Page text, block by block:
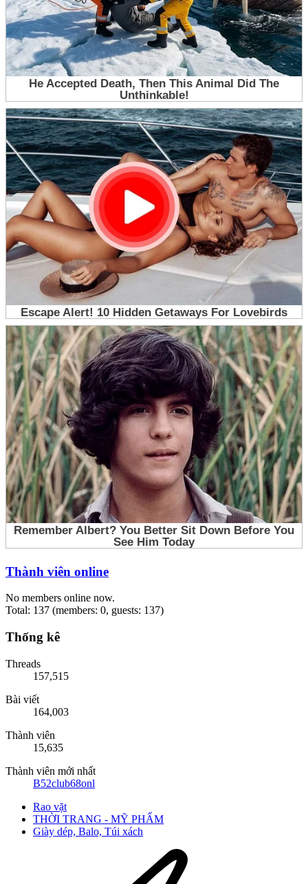
Thành viên online
No members online now.
Total: 137 (members: 0, guests: 137)
Thống kê
Threads
157,515
Bài viết
164,003
Thành viên
15,635
Thành viên mới nhất
B52club68onl
Rao vặt
THỜI TRANG - MỸ PHẨM
Giày dép, Balo, Túi xách